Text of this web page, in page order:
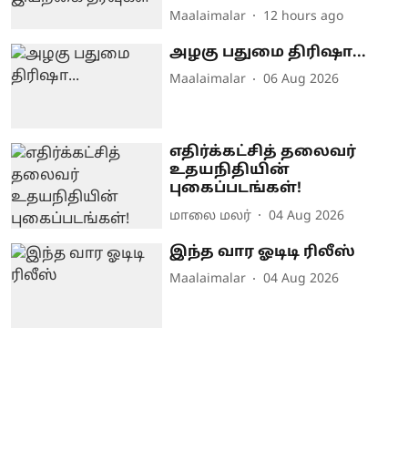
Maalaimalar 12 hours ago
அழகு பதுமை திரிஷா...
Maalaimalar 06 Aug 2026
எதிர்க்கட்சித் தலைவர்
உதயநிதியின்
புகைப்படங்கள்!
மாலை மலர் 04 Aug 2026
இந்த வார ஓடிடி ரிலீஸ்
Maalaimalar 04 Aug 2026